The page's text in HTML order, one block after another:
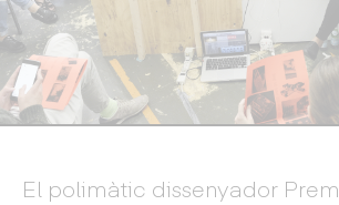
El polimàtic dissenyador Prem